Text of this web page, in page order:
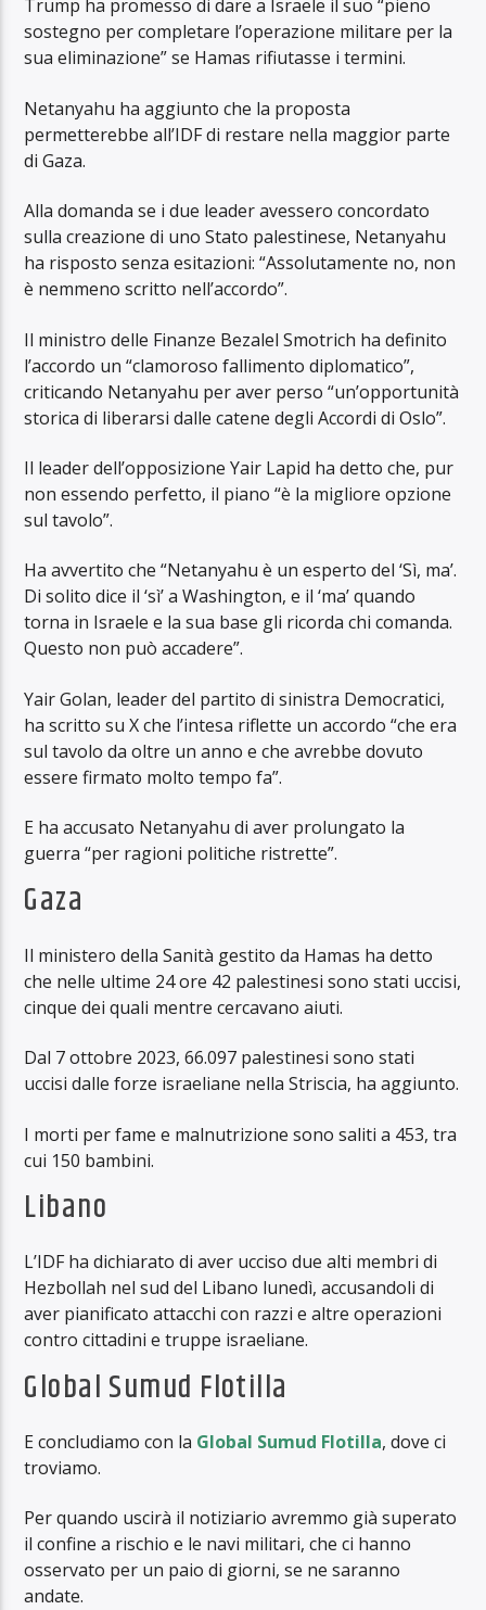
Trump ha promesso di dare a Israele il suo “pieno
sostegno per completare l’operazione militare per la
sua eliminazione” se Hamas rifiutasse i termini.
Netanyahu ha aggiunto che la proposta
permetterebbe all’IDF di restare nella maggior parte
di Gaza.
Alla domanda se i due leader avessero concordato
sulla creazione di uno Stato palestinese, Netanyahu
ha risposto senza esitazioni: “Assolutamente no, non
è nemmeno scritto nell’accordo”.
Il ministro delle Finanze Bezalel Smotrich ha definito
l’accordo un “clamoroso fallimento diplomatico”,
criticando Netanyahu per aver perso “un’opportunità
storica di liberarsi dalle catene degli Accordi di Oslo”.
Il leader dell’opposizione Yair Lapid ha detto che, pur
non essendo perfetto, il piano “è la migliore opzione
sul tavolo”.
Ha avvertito che “Netanyahu è un esperto del ‘Sì, ma’.
Di solito dice il ‘sì’ a Washington, e il ‘ma’ quando
torna in Israele e la sua base gli ricorda chi comanda.
Questo non può accadere”.
Yair Golan, leader del partito di sinistra Democratici,
ha scritto su X che l’intesa riflette un accordo “che era
sul tavolo da oltre un anno e che avrebbe dovuto
essere firmato molto tempo fa”.
E ha accusato Netanyahu di aver prolungato la
guerra “per ragioni politiche ristrette”.
Gaza
Il ministero della Sanità gestito da Hamas ha detto
che nelle ultime 24 ore 42 palestinesi sono stati uccisi,
cinque dei quali mentre cercavano aiuti.
Dal 7 ottobre 2023, 66.097 palestinesi sono stati
uccisi dalle forze israeliane nella Striscia, ha aggiunto.
I morti per fame e malnutrizione sono saliti a 453, tra
cui 150 bambini.
Libano
L’IDF ha dichiarato di aver ucciso due alti membri di
Hezbollah nel sud del Libano lunedì, accusandoli di
aver pianificato attacchi con razzi e altre operazioni
contro cittadini e truppe israeliane.
Global Sumud Flotilla
E concludiamo con la Global Sumud Flotilla, dove ci
troviamo.
Per quando uscirà il notiziario avremmo già superato
il confine a rischio e le navi militari, che ci hanno
osservato per un paio di giorni, se ne saranno
andate.